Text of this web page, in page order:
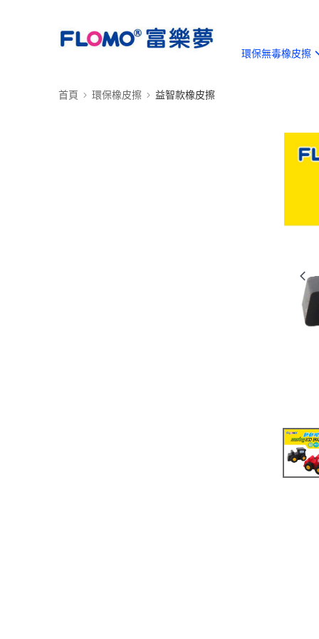
環保無毒橡皮擦
首頁 環保橡皮擦 益智款橡皮擦